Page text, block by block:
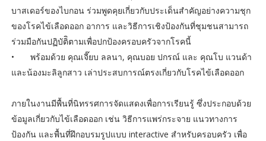
บาสเดอร์ของไบกอน ร่วมพูดคุยเกี่ยวกับประเด็นสำคัญอย่างความชุก
ของโรคไข้เลือดออก อาการ และวิธีการเชิงป้องกันที่ชุมชนสามารถ
ร่วมมือกันปฏิบัติิตามเพื่อปกป้องครอบครัวจากโรคนี้
•
พร้อมด้วย คุณเจี๊ยบ ลลนา, คุณบอย ปกรณ์ และ คุณโบ แวนด้า
และน้องมะลิลูกสาว เล่าประสบการณ์ตรงเกี่ยวกับโรคไข้เลือดออก
ภายในงานมีพื้นที่นิทรรศการจัดแสดงเพื่อการเรียนรู้ ซึ่งประกอบด้วย
ข้อมูลเกี่ยวกับไข้เลือดออก เช่น วิธีการแพร่กระจาย แนวทางการ
ป้องกัน และพื้นที่ฝึกอบรมรูปแบบ interactive สำหรับครอบครัว เพื่อ